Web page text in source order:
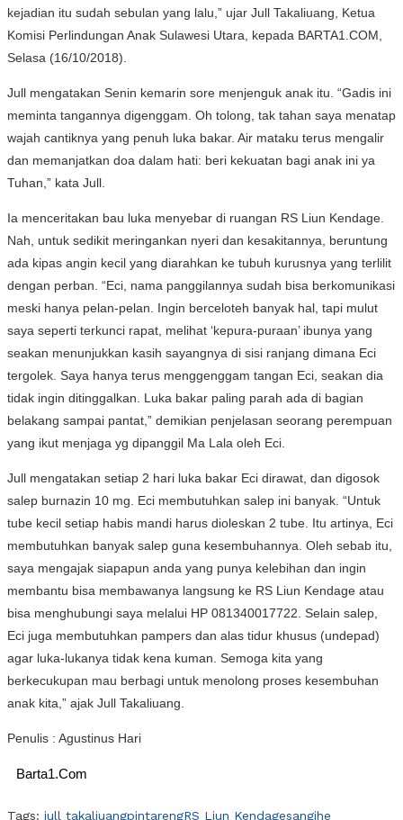
kejadian itu sudah sebulan yang lalu,” ujar Jull Takaliuang, Ketua
Komisi Perlindungan Anak Sulawesi Utara, kepada BARTA1.COM,
Selasa (16/10/2018).
Jull mengatakan Senin kemarin sore menjenguk anak itu. “Gadis ini
meminta tangannya digenggam. Oh tolong, tak tahan saya menatap
wajah cantiknya yang penuh luka bakar. Air mataku terus mengalir
dan memanjatkan doa dalam hati: beri kekuatan bagi anak ini ya
Tuhan,” kata Jull.
Ia menceritakan bau luka menyebar di ruangan RS Liun Kendage.
Nah, untuk sedikit meringankan nyeri dan kesakitannya, beruntung
ada kipas angin kecil yang diarahkan ke tubuh kurusnya yang terlilit
dengan perban. “Eci, nama panggilannya sudah bisa berkomunikasi
meski hanya pelan-pelan. Ingin berceloteh banyak hal, tapi mulut
saya seperti terkunci rapat, melihat ‘kepura-puraan’ ibunya yang
seakan menunjukkan kasih sayangnya di sisi ranjang dimana Eci
tergolek. Saya hanya terus menggenggam tangan Eci, seakan dia
tidak ingin ditinggalkan. Luka bakar paling parah ada di bagian
belakang sampai pantat,” demikian penjelasan seorang perempuan
yang ikut menjaga yg dipanggil Ma Lala oleh Eci.
Jull mengatakan setiap 2 hari luka bakar Eci dirawat, dan digosok
salep burnazin 10 mg. Eci membutuhkan salep ini banyak. “Untuk
tube kecil setiap habis mandi harus dioleskan 2 tube. Itu artinya, Eci
membutuhkan banyak salep guna kesembuhannya. Oleh sebab itu,
saya mengajak siapapun anda yang punya kelebihan dan ingin
membantu bisa membawanya langsung ke RS Liun Kendage atau
bisa menghubungi saya melalui HP 081340017722. Selain salep,
Eci juga membutuhkan pampers dan alas tidur khusus (undepad)
agar luka-lukanya tidak kena kuman. Semoga kita yang
berkecukupan mau berbagi untuk menolong proses kesembuhan
anak kita,” ajak Jull Takaliuang.
Penulis : Agustinus Hari
Barta1.Com
Tags: jull takaliuangpintarengRS Liun Kendagesangihe